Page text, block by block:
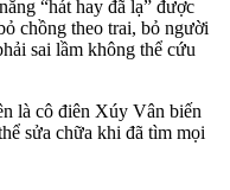
“hát hay đã lạ” được
chồng theo trai, bỏ người
sai lầm không thể cứu
là cô điên Xúy Vân biến
sửa chữa khi đã tìm mọi